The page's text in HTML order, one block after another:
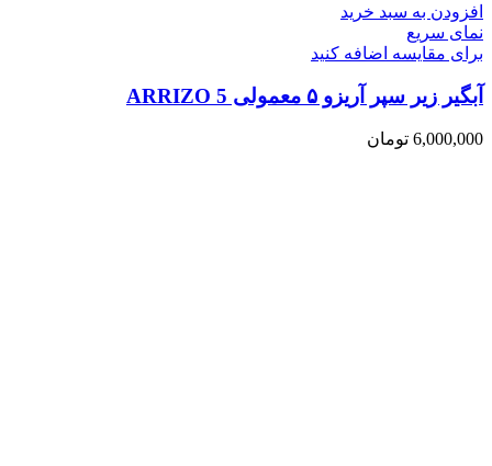
افزودن به سبد خرید
نمای سریع
برای مقایسه اضافه کنید
آبگیر زیر سپر آریزو ۵ معمولی ARRIZO 5
6,000,000 تومان